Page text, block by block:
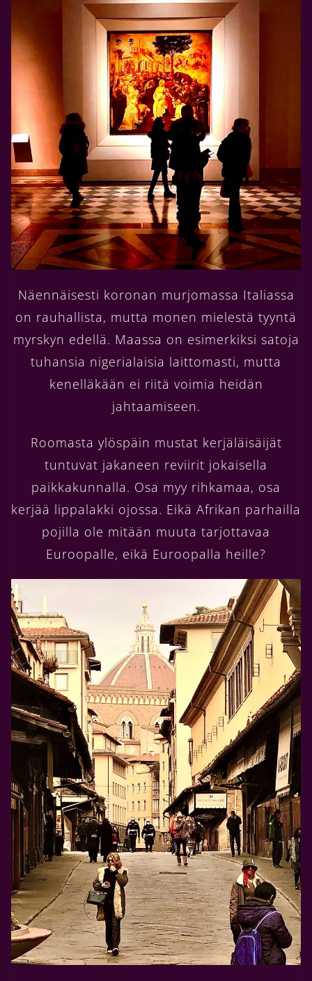
Näennäisesti koronan murjomassa Italiassa
on rauhallista, mutta monen mielestä tyyntä
myrskyn edellä. Maassa on esimerkiksi satoja
tuhansia nigerialaisia laittomasti, mutta
kenelläkään ei riitä voimia heidän
jahtaamiseen.
Roomasta ylöspäin mustat kerjäläisäijät
tuntuvat jakaneen reviirit jokaisella
paikkakunnalla. Osa myy rihkamaa, osa
kerjää lippalakki ojossa. Eikä Afrikan parhailla
pojilla ole mitään muuta tarjottavaa
Euroopalle, eikä Euroopalla heille?